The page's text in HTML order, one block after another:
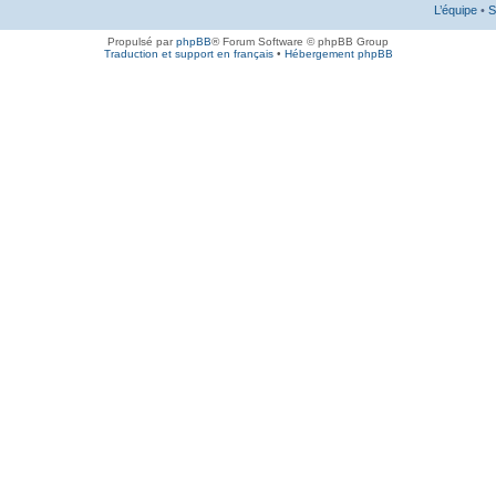
L’équipe •
Propulsé parphpBB® Forum Software © phpBB Group
Traduction et support en français• Hébergement phpBB